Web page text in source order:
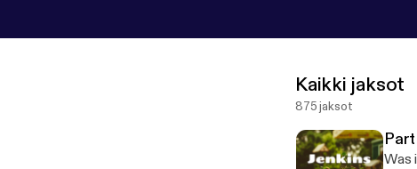
Kaikki jaksot
875 jaksot
Was